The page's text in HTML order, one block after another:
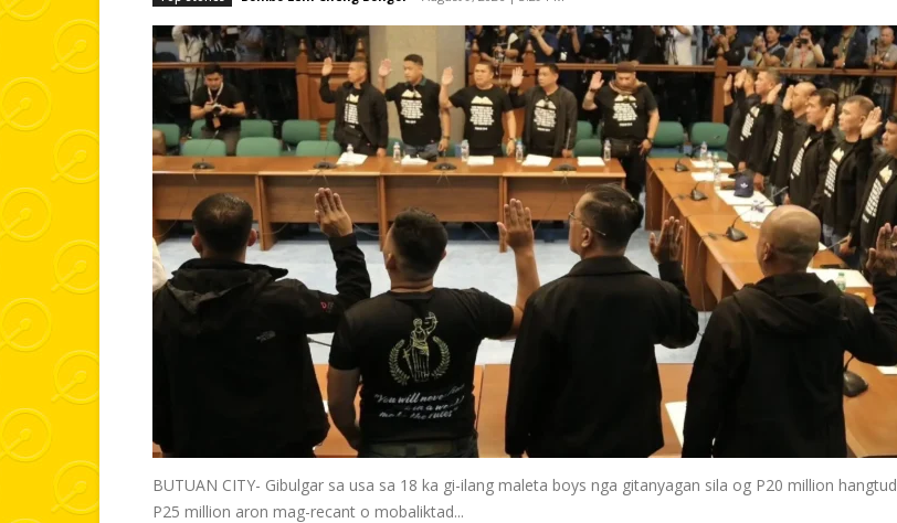
BUTUAN CITY- Gibulgar sa usa sa 18 ka gi-ilang maleta boys nga gitanyagan sila og P20 million hangtud
P25 million aron mag-recant o mobaliktad...